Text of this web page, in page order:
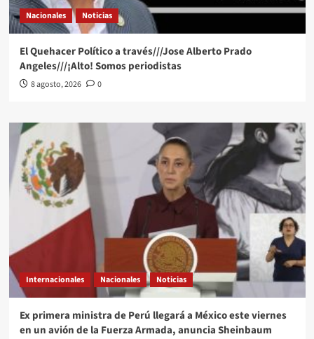
Nacionales Noticias
El Quehacer Político a través///Jose Alberto Prado
Angeles///¡Alto! Somos periodistas
8 agosto, 2026 0
Internacionales Nacionales Noticias
Ex primera ministra de Perú llegará a México este viernes
en un avión de la Fuerza Armada, anuncia Sheinbaum